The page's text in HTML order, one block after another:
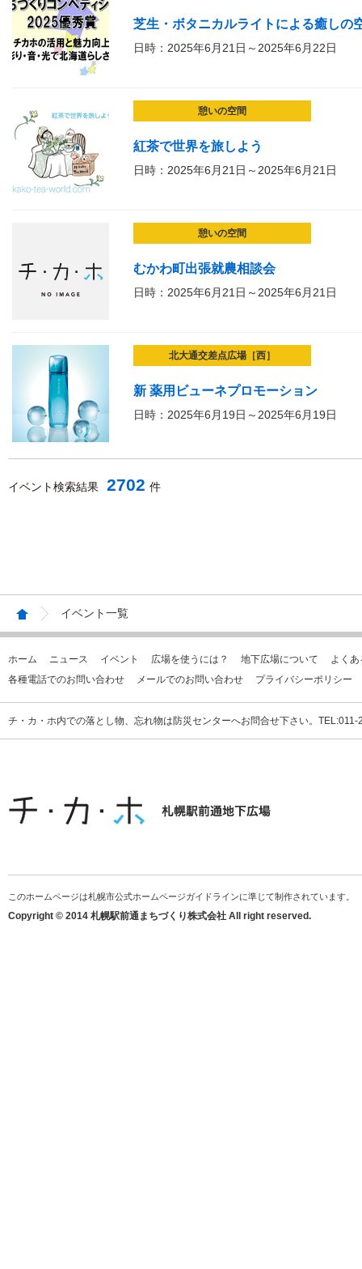
芝生・ボタニカルライトによる癒しの
日時：2025年6月21日～2025年6月22日
憩いの空間
紅茶で世界を旅しよう
日時：2025年6月21日～2025年6月21日
憩いの空間
むかわ町出張就農相談会
日時：2025年6月21日～2025年6月21日
北大通交差点広場［西］
新 薬用ビューネプロモーション
日時：2025年6月19日～2025年6月19日
イベント検索結果 2702 件
イベント一覧
ホーム ニュース イベント 広場を使うには？ 地下広場について
よく
各種電話でのお問い合わせ
メールでのお問い合わせ プライバシーポリシー
チ・カ・ホ内での落とし物、忘れ物は防災センターへお問合せ下さい。
このホームページは札幌市公式ホームページガイドラインに準じて制作されています。
Copyright © 2014 札幌駅前通まちづくり株式会社 All right reserved.